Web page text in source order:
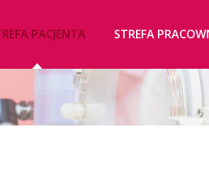
PACJENTA STREFA